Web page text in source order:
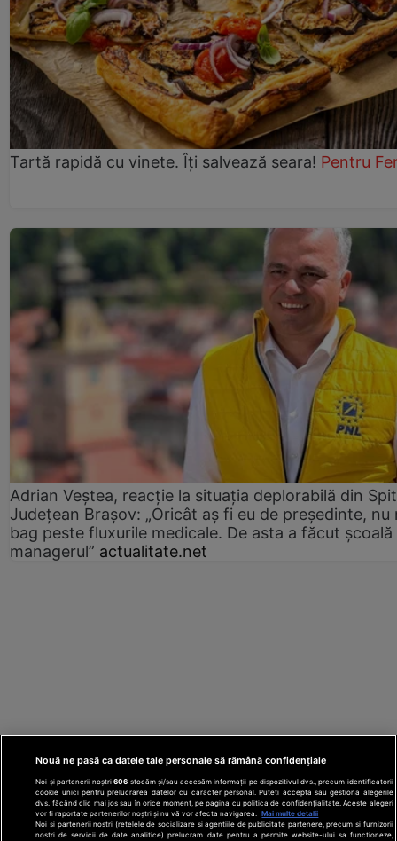
Tartă rapidă cu vinete. Îți salvează seara! Pentru
Adrian Veștea, reacție la situația deplorabilă din
Județean Brașov: „Oricât aș fi eu de președinte, nu
bag peste fluxurile medicale. De asta a făcut școală
managerul” actualitate.net
Nouă ne pasă ca datele tale personale să rămână confidențiale
Noi și partenerii noștri606 stocăm și/sau accesăm informații pe dispozitivul dvs., precum identificatorii
cookie unici pentru prelucrarea datelor cu caracter personal. Puteți accepta sau gestiona alegerile
dvs. făcând clic mai jos sau în orice moment, pe pagina cu politica de confidențialitate. Aceste alegeri
vor fi raportate partenerilor noștri și nu vă vor afecta navigarea.
Mai multe detalii
Noi si partenerii nostri (retelele de socializare si agentiile de publicitate partenere, precum si furnizorii
nostri de servicii de date analitice) prelucram date pentru a permite website-ului sa functioneze,